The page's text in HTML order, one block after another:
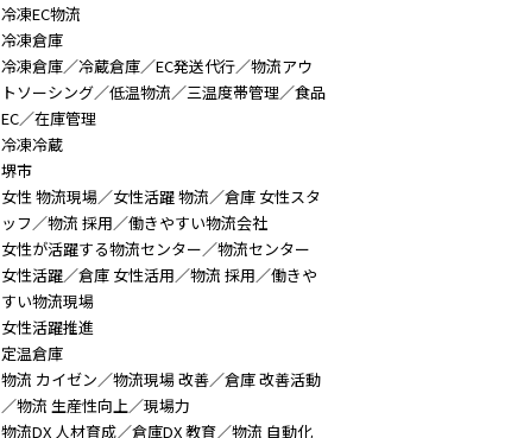
冷凍EC物流
冷凍倉庫
冷凍倉庫／冷蔵倉庫／EC発送代行／物流アウ
トソーシング／低温物流／三温度帯管理／食品
EC／在庫管理
冷凍冷蔵
堺市
女性 物流現場／女性活躍 物流／倉庫 女性スタ
ッフ／物流 採用／働きやすい物流会社
女性が活躍する物流センター／物流センター
女性活躍／倉庫 女性活用／物流 採用／働きや
すい物流現場
女性活躍推進
定温倉庫
物流 カイゼン／物流現場 改善／倉庫 改善活動
／物流 生産性向上／現場力
物流DX 人材育成／倉庫DX 教育／物流 自動化